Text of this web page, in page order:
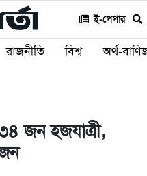
ই-পেপার
রাজনীতি বিশ্ব অর্থ-
জন হজযাত্রী,